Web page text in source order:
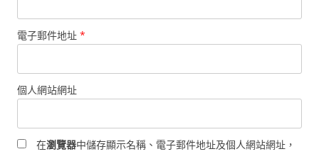
電子郵件地址 *
個人網站網址
在瀏覽器中儲存顯示名稱、電子郵件地址及個人網站網址，